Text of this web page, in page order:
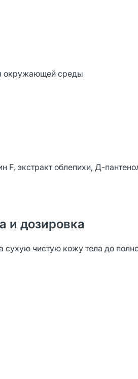
окружающей среды
F, экстракт облепихи, Д-
и дозировка
чистую кожу тела до